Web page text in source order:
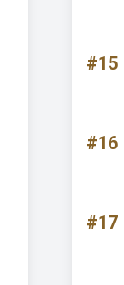
#15
#16
#17